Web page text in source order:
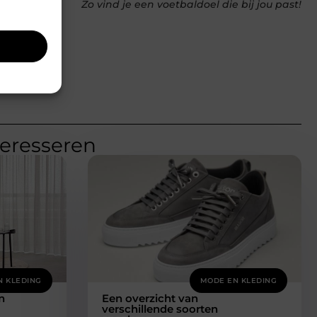
Zo vind je een voetbaldoel die bij jou past!
KLEDING MODE EN KLEDING
Een overzicht van
verschillende soorten